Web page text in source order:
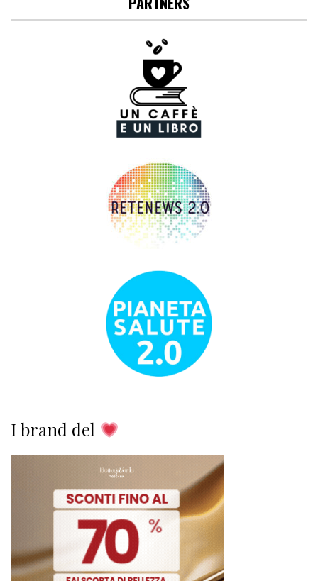
I brand del